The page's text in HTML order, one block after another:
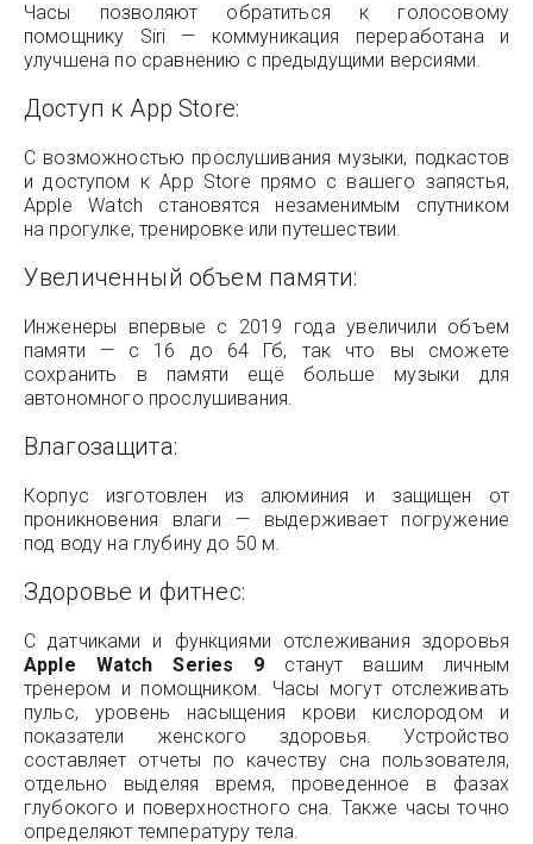
Часы позволяют обратиться к голосовому
помощнику Siri — коммуникация переработана и
улучшена по сравнению с предыдущими версиями.
Доступ к App Store:
С возможностью прослушивания музыки, подкастов
и доступом к App Store прямо с вашего запястья,
Apple Watch становятся незаменимым спутником
на прогулке, тренировке или путешествии.
Увеличенный объем памяти:
Инженеры впервые с 2019 года увеличили объем
памяти — с 16 до 64 Гб, так что вы сможете
сохранить в памяти ещё больше музыки для
автономного прослушивания.
Влагозащита:
Корпус изготовлен из алюминия и защищен от
проникновения влаги — выдерживает погружение
под воду на глубину до 50 м.
Здоровье и фитнес:
С датчиками и функциями отслеживания здоровья
Apple Watch Series 9 станут вашим личным
тренером и помощником. Часы могут отслеживать
пульс, уровень насыщения крови кислородом и
показатели женского здоровья. Устройство
составляет отчеты по качеству сна пользователя,
отдельно выделяя время, проведенное в фазах
глубокого и поверхностного сна. Также часы точно
определяют температуру тела.